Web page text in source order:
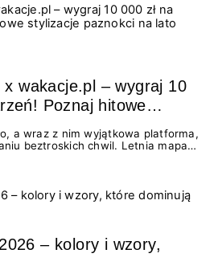
aksamitną teksturę,
akcent na podniebieniu. Tego lata
Willisch, tworząc unikalny projekt
wakacje.pl – wygraj 10
Poznaj hitowe
a wraz z nim wyjątkowa platforma,
beztroskich chwil. Letnia mapa
spontanicznych wyjazdów, przez
eksplorowanie i kolekcjonowanie
przygotowaliśmy coś absolutnie
z wakacje.pl oraz dawkę
– kolory i wzory,